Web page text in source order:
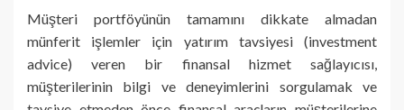
Müşteri portföyünün tamamını dikkate almadan
münferit işlemler için yatırım tavsiyesi (investment
advice) veren bir finansal hizmet sağlayıcısı,
müşterilerinin bilgi ve deneyimlerini sorgulamak ve